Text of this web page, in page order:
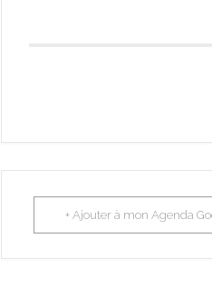
+ Ajouter à mon Agenda